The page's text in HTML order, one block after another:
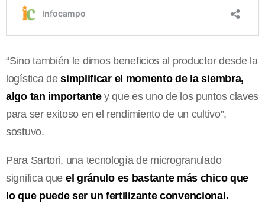
“Sino también le dimos beneficios al productor desde la
logística desimplificar el momento de la siembra,
algo tan importantey que es uno de los puntos claves
para ser exitoso en el rendimiento de un cultivo”,
sostuvo.
Para Sartori, una tecnología de microgranulado
significa que el gránulo es bastante más chico que
lo que puede ser un fertilizante convencional.